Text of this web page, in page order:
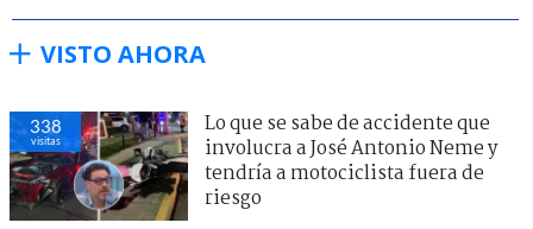
VISTO AHORA
338
visitas
Lo que se sabe de accidente que
involucra a José Antonio Neme y
tendría a motociclista fuera de
riesgo